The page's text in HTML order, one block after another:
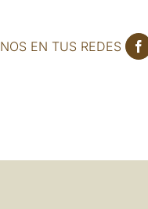
EN TUS REDES